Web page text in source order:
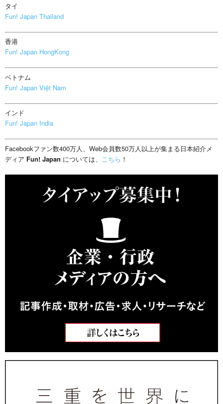
タイ
Fun! Japan Thailand
香港
Fun! Japan HongKong
ベトナム
Fun! Japan Việt Nam
インド
Fun! Japan India
Facebookファン数400万人、Web会員数50万人以上が集まる日本紹介メ
ディア Fun! Japan については、 こちら ！